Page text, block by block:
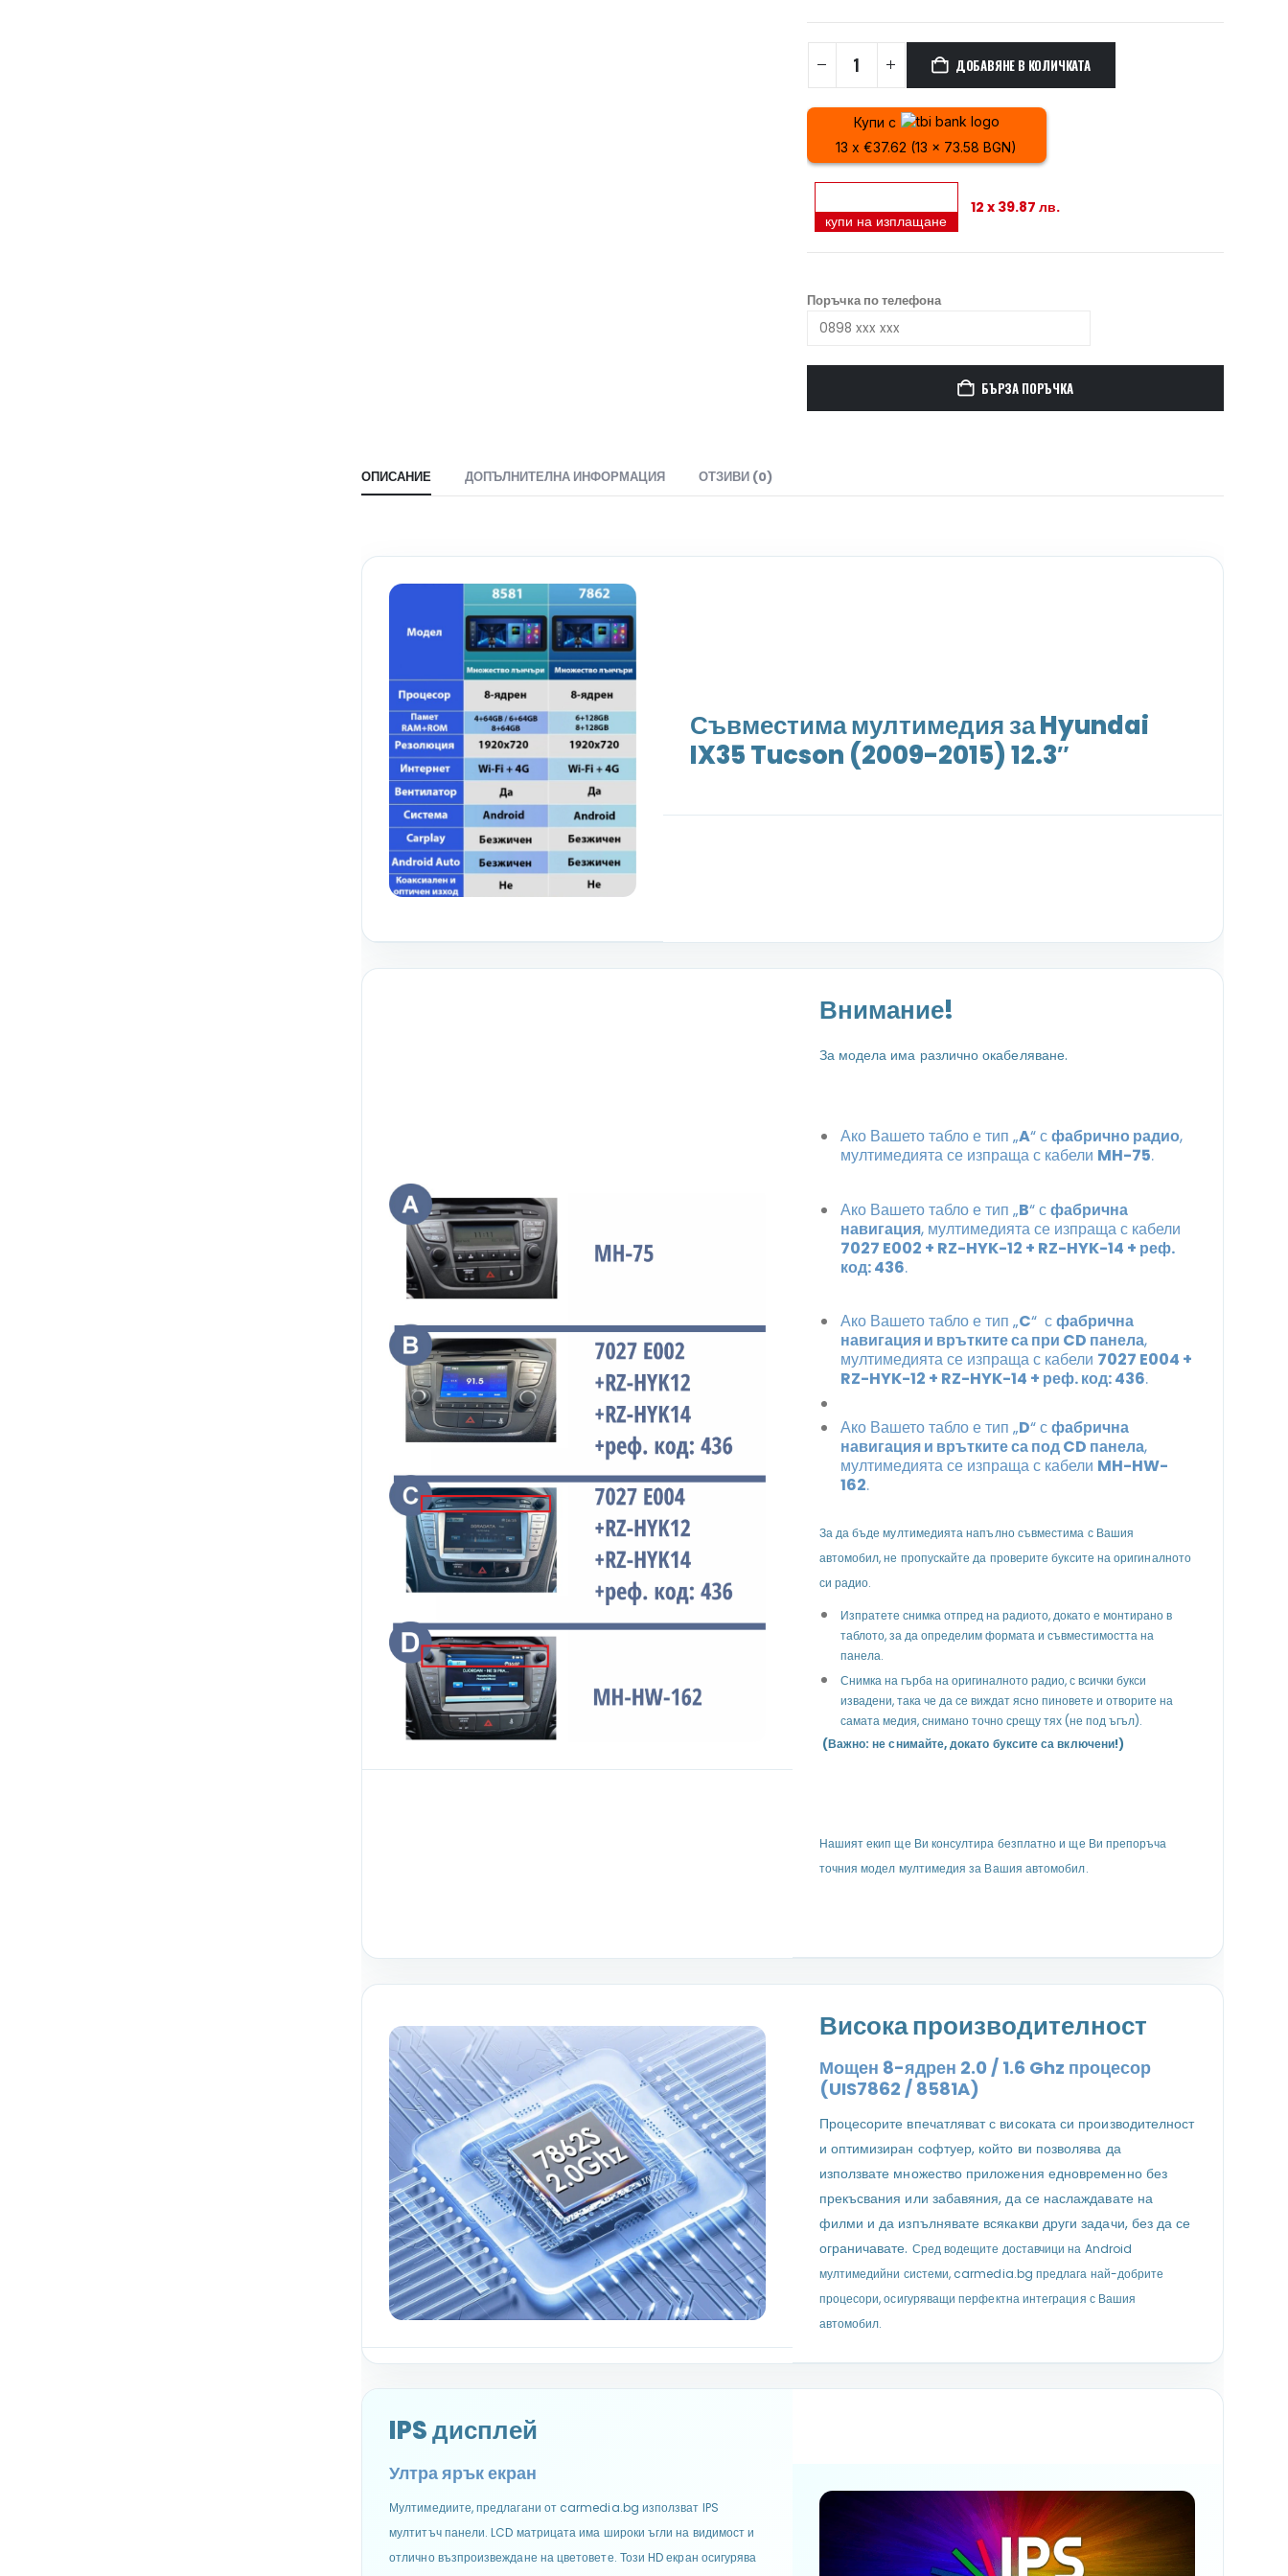
ДОБАВЯНЕ В КОЛИЧКАТА
Купи с
13 x €37.62 (13 x 73.58 BGN)
купи на изплащане
12 x 39.87 лв.
Поръчка по телефона
БЪРЗА ПОРЪЧКА
ОПИСАНИЕ ДОПЪЛНИТЕЛНА ИНФОРМАЦИЯ ОТЗИВИ (0)
Съвместима мултимедия за Hyundai
IX35 Tucson (2009-2015) 12.3″
Внимание!
За модела има различно окабеляване.
Ако Вашето табло е тип „A“ сфабрично радио,
мултимедията се изпраща с кабели MH-75.
Ако Вашето табло е тип „B“ сфабрична
навигация, мултимедията се изпраща с кабели
7027 E002 + RZ-HYK-12 + RZ-HYK-14 + реф.
код: 436.
Ако Вашето табло е тип „C“ сфабрична
навигация и врътките са при CD панела,
мултимедията се изпраща с кабели 7027 E004 +
RZ-HYK-12 + RZ-HYK-14 + реф. код: 436.
Ако Вашето табло е тип „D“ сфабрична
навигация и врътките са под CD панела,
мултимедията се изпраща с кабели MH-HW-
162.
За да бъде мултимедията напълно съвместима с Вашия
автомобил, не пропускайте да проверите буксите на оригиналното
си радио.
Изпратете снимка отпред на радиото, докато е монтирано в
таблото, за да определим формата и съвместимостта на
панела.
Снимка на гърба на оригиналното радио, с всички букси
извадени, така че да се виждат ясно пиновете и отворите на
самата медия, снимано точно срещу тях (не под ъгъл).
(Важно: не снимайте, докато буксите са включени!)
Нашият екип ще Ви консултира безплатно и ще Ви препоръча
точния модел мултимедия за Вашия автомобил.
Висока производителност
Мощен 8-ядрен 2.0 / 1.6 Ghz процесор
(UIS7862 / 8581A)
Процесорите впечатляват с високата си производителност
и оптимизиран софтуер, който ви позволява да
използвате множество приложения едновременно без
прекъсвания или забавяния, да се наслаждавате на
филми и да изпълнявате всякакви други задачи, без да се
ограничавате. Сред водещите доставчици на Android
мултимедийни системи, carmedia.bg предлага най-добрите
процесори, осигуряващи перфектна интеграция с Вашия
автомобил.
IPS дисплей
Ултра ярък екран
Мултимедиите, предлагани от carmedia.bg използват IPS
мултитъч панели. LCD матрицата има широки ъгли на видимост и
отлично възпроизвеждане на цветовете. Този HD екран осигурява